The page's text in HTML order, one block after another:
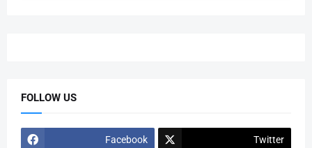
FOLLOW US
Facebook Twitter